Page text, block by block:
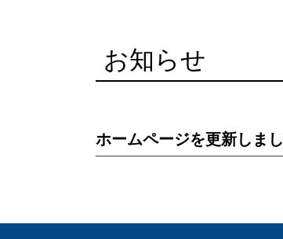
お知らせ
ホームページを更新しまし